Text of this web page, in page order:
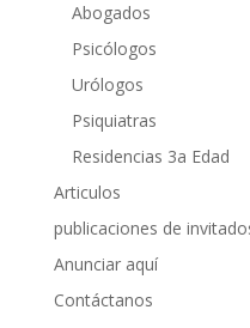
Abogados
Psicólogos
Urólogos
Psiquiatras
Residencias 3a Edad
Articulos
publicaciones de
Anunciar aquí
Contáctanos